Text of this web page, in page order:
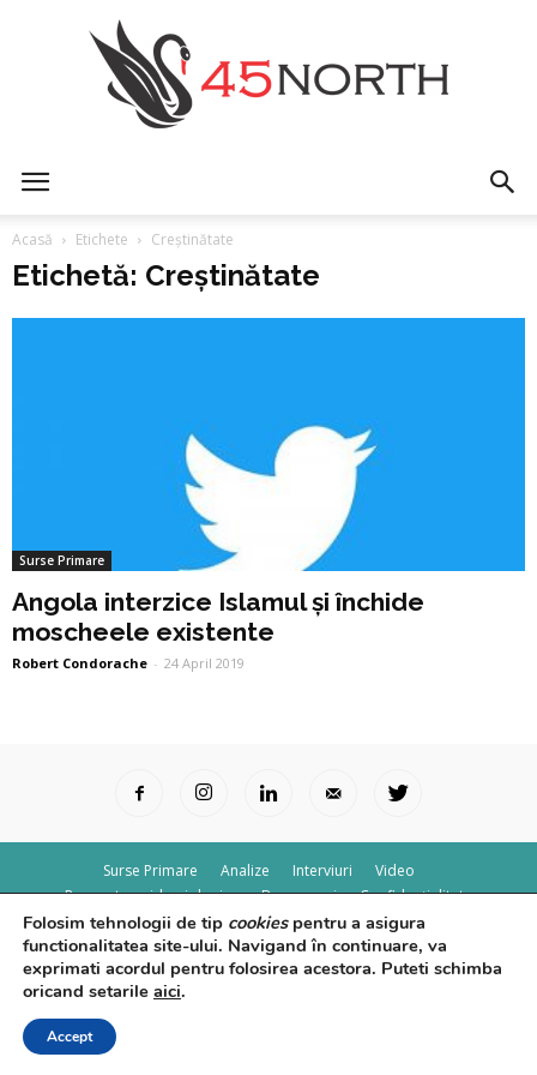
Acasă Etichete Creștinătate
Etichetă: Creștinătate
Surse Primare
Angola interzice Islamul și închide
moscheele existente
Robert Condorache - 24 April 2019
Surse Primare Analize Interviuri
Video
Rapoarte epidemiologice
Despre noi Confidențialitate
© Powered by Control F5
Folosim tehnologii de tip cookiespentru a asigura
functionalitatea site-ului. Navigand în continuare, va
exprimati acordul pentru folosirea acestora. Puteti schimba
oricand setarile aici.
Accept